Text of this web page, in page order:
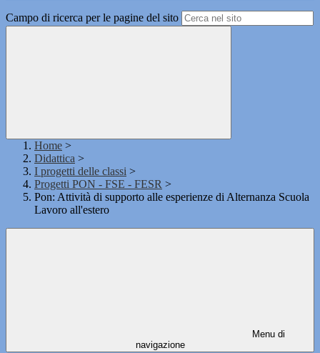
Campo di ricerca per le pagine del sito
Home >
Didattica >
I progetti delle classi >
Progetti PON - FSE - FESR >
Pon: Attività di supporto alle esperienze di Alternanza Scuola
Lavoro all'estero
Menu di
navigazione